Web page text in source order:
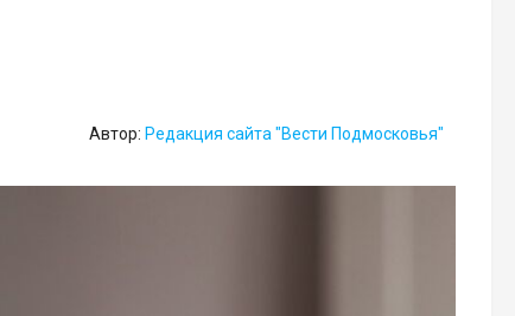
Автор: Редакция сайта "Вести Подмосковья"